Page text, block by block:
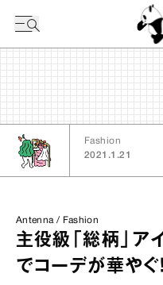
Fashion
2021.1.21
Antenna / Fashion
主役級「総柄」
でコーデが華やぐ！